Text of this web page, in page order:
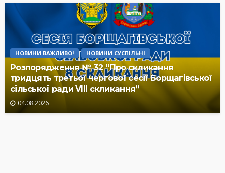
НОВИНИ ВАЖЛИВО! НОВИНИ СУСПІЛЬНІ
Розпорядження № 32 “Про скликання
тридцять третьої чергової сесії Борщагівської
сільської ради VIII скликання”
04.08.2026